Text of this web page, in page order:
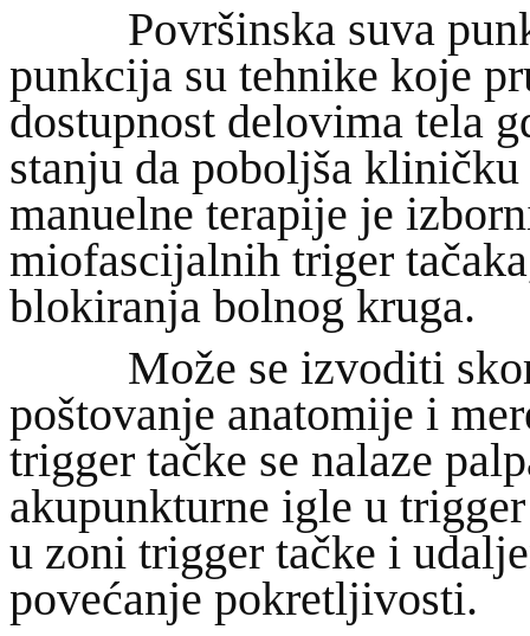
Površinska suva
punkcija su tehnike koje
dostupnost delovima tela
stanju da poboljša
manuelne terapije je
miofascijalnih triger
blokiranja bolnog kruga.
Može se izvoditi
poštovanje anatomije i
trigger tačke se nalaze
akupunkturne igle u
u zoni trigger tačke i
povećanje pokretljivosti.